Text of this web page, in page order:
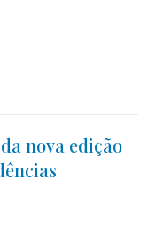
nova edição